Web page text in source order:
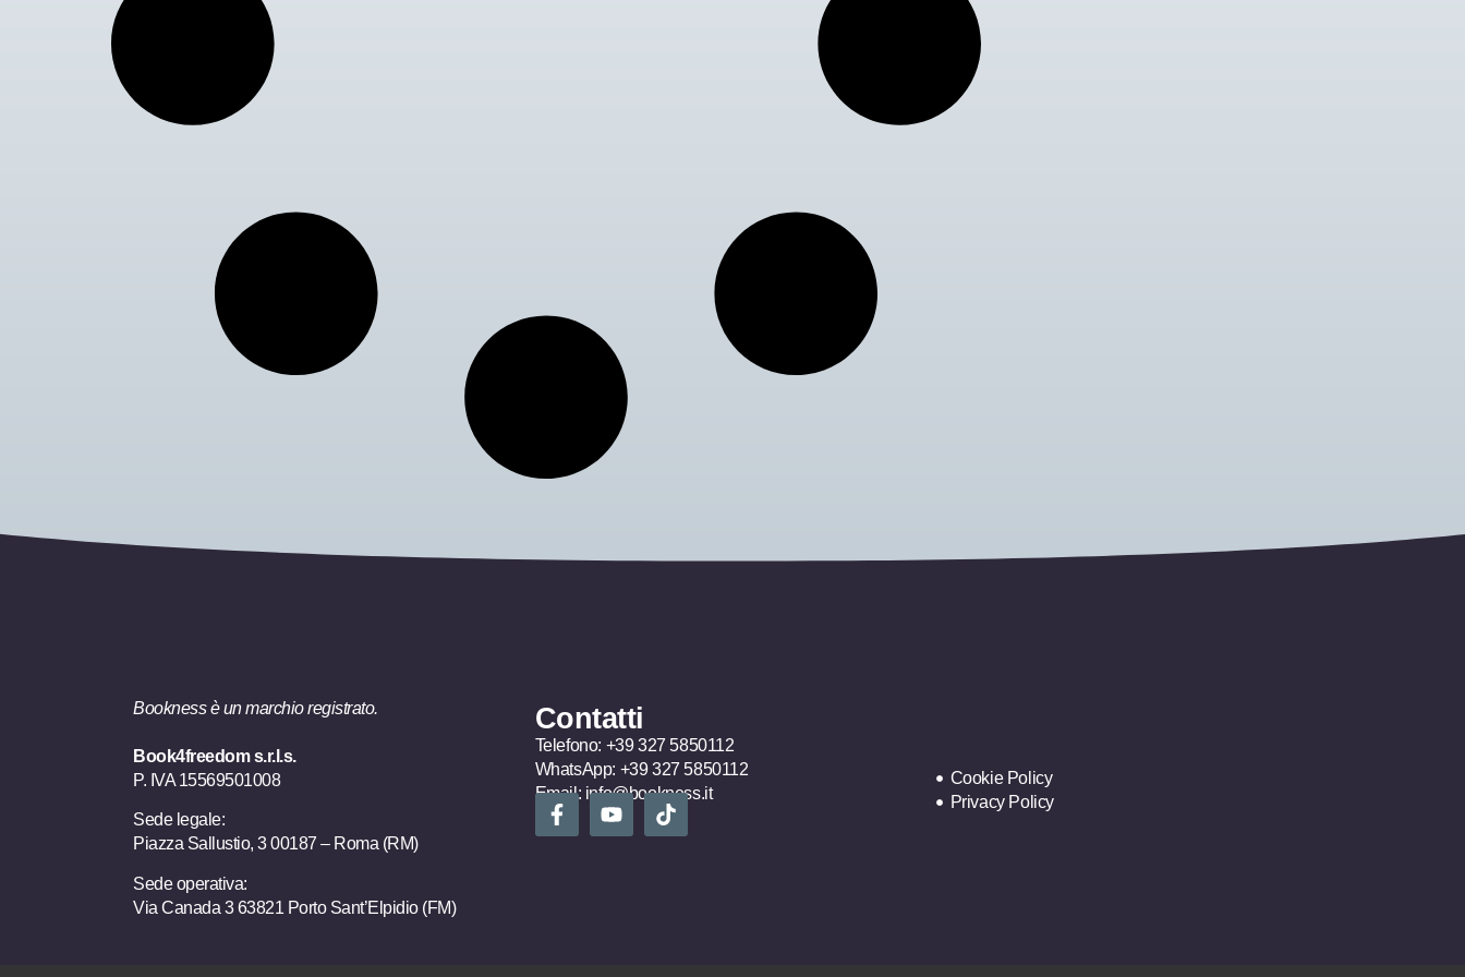
Bookness è un marchio registrato.
Book4freedom s.r.l.s.
P. IVA ​15569501008
Sede legale:
Piazza Sallustio, 3 00187 – Roma (RM)
Sede operativa:
Via Canada 3 63821 Porto Sant’Elpidio (FM)
Contatti
Telefono: +39 327 5850112
WhatsApp: +39 327 5850112
Email: info@bookness.it
Cookie Policy
Privacy Policy